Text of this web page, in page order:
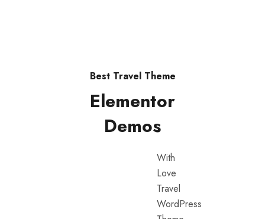
Best Travel Theme
Elementor
Demos
With
Love
Travel
WordPress